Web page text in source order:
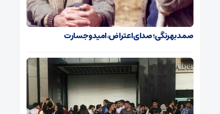
صمد بهرنگی؛ صدای اعتراض، امید و جسارت